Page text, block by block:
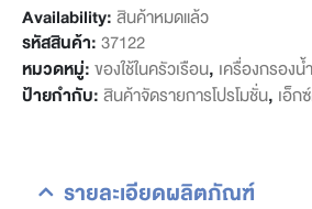
Availability: สินค้าหมดแล้ว
รหัสสินค้า: 37122
หมวดหมู่: ของใช้ในครัวเรือน, เครื่องกรองน้
ป้ายกำกับ: สินค้าจัดรายการโปรโมชั่น, เอ็ก
รายละเอียดผลิตภัณฑ์